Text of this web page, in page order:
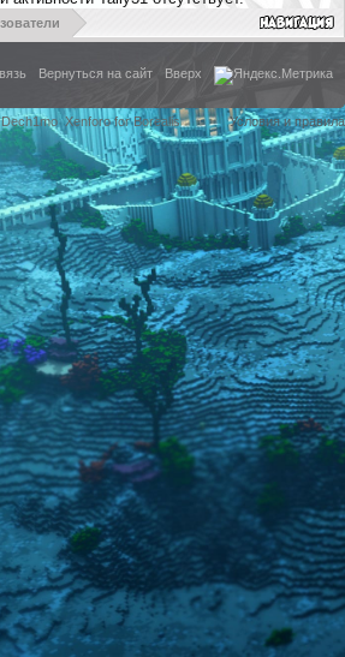
Вернуться на сайт Вверх
Dech1moXenforo for Borealis Условия и правила